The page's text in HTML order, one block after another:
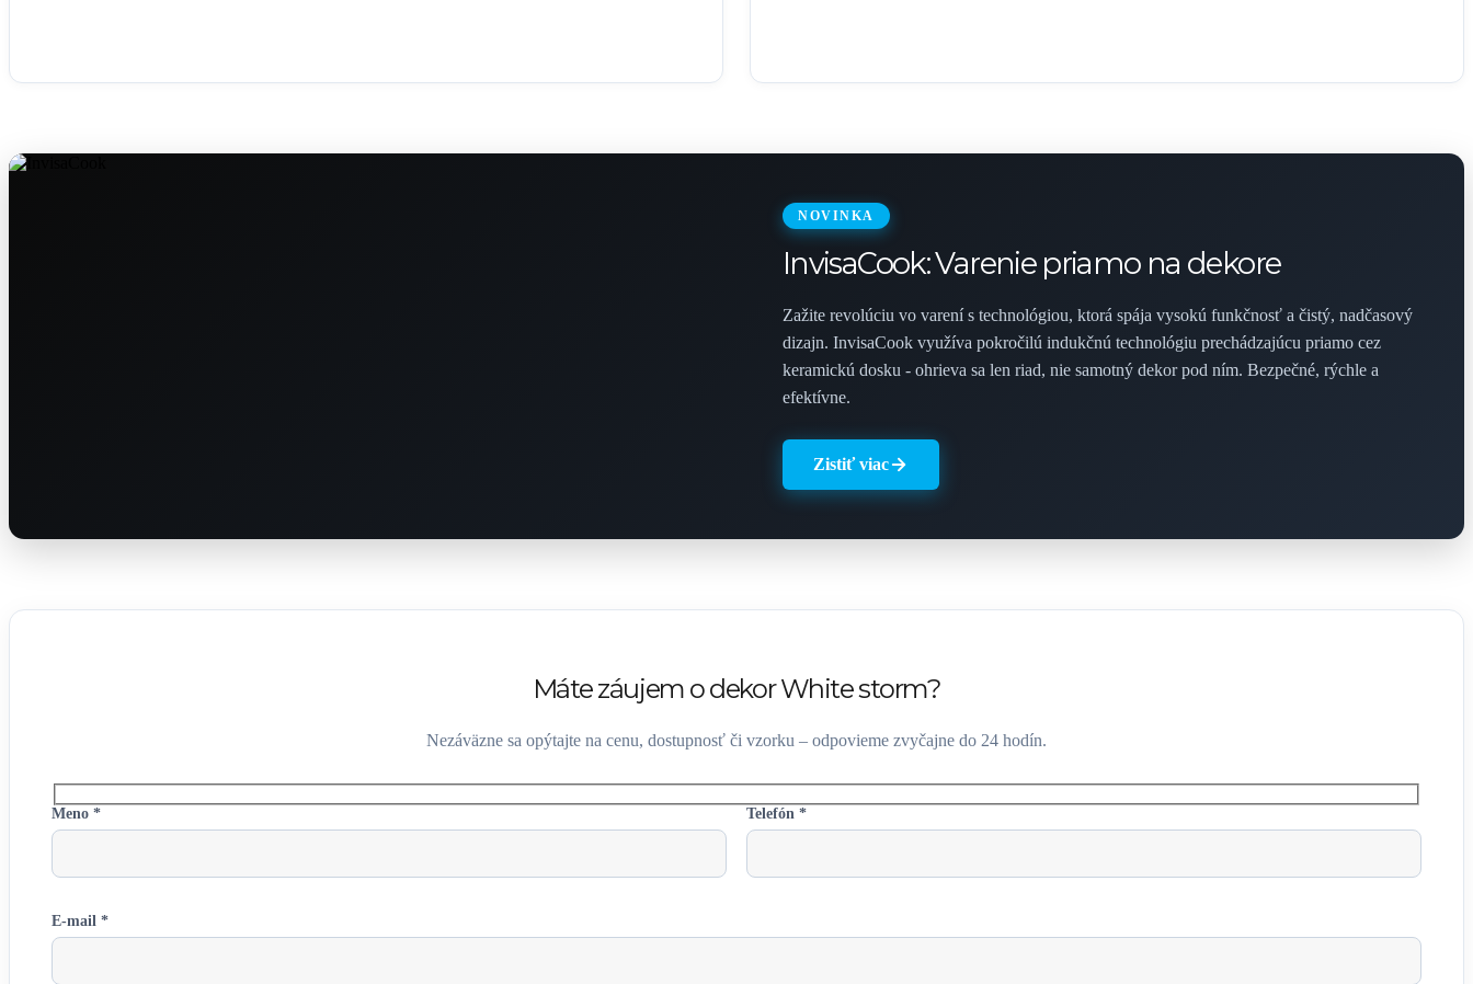
NOVINKA
InvisaCook: Varenie priamo na dekore
Zažite revolúciu vo varení s technológiou, ktorá spája vysokú funkčnosť a čistý, nadčasový
dizajn. InvisaCook využíva pokročilú indukčnú technológiu prechádzajúcu priamo cez
keramickú dosku - ohrieva sa len riad, nie samotný dekor pod ním. Bezpečné, rýchle a
efektívne.
Zistiť viac
Máte záujem o dekor White storm?
Nezáväzne sa opýtajte na cenu, dostupnosť či vzorku – odpovieme zvyčajne do 24 hodín.
Meno * Telefón *
E-mail *